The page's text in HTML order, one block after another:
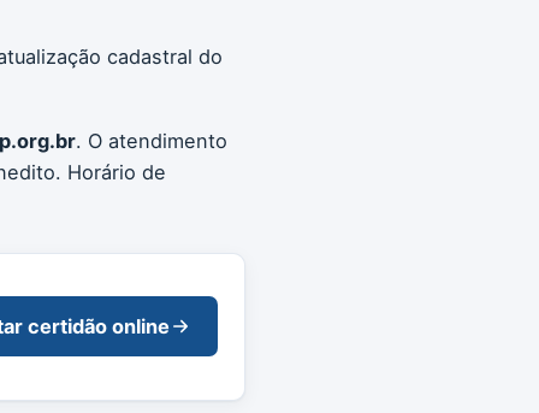
cadastral do
. O atendimento
Horário de
certidão online